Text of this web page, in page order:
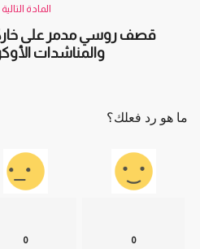
المادة التالية
قصف روسي مدمر على
والمناشدات
ما هو رد فعلك؟
0
0